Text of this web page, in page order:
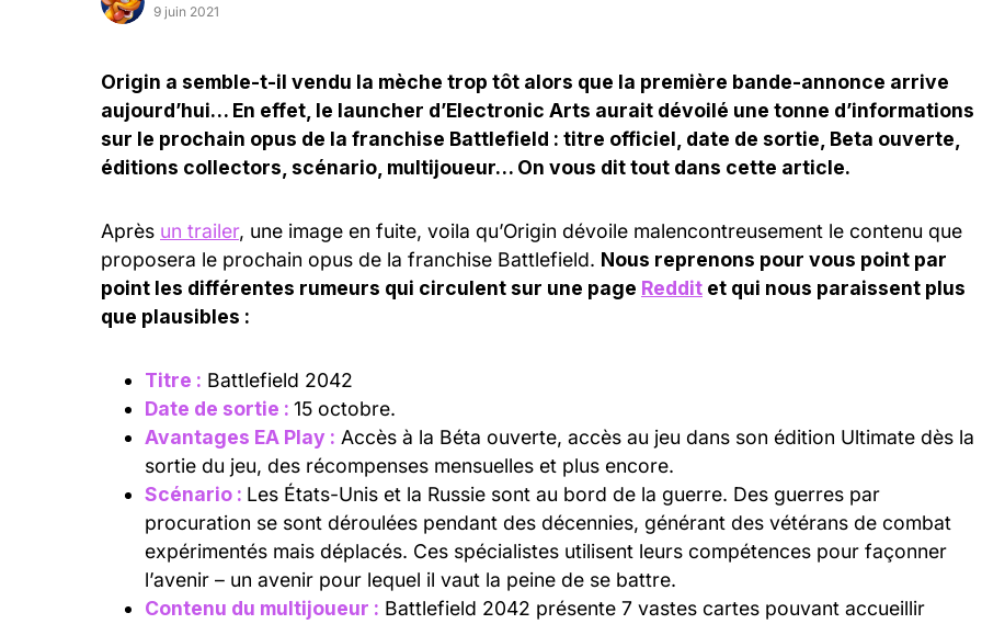
9 juin 2021
Origin a semble-t-il vendu la mèche trop tôt alors que la première bande-annonce arrive
aujourd’hui… En effet, le launcher d’Electronic Arts aurait dévoilé une tonne d’informations
sur le prochain opus de la franchise Battlefield : titre officiel, date de sortie, Beta ouverte,
éditions collectors, scénario, multijoueur… On vous dit tout dans cette article.
Après un trailer, une image en fuite, voila qu’Origin dévoile malencontreusement le contenu que
proposera le prochain opus de la franchise Battlefield. Nous reprenons pour vous point par
point les différentes rumeurs qui circulent sur une page Reddit et qui nous paraissent plus
que plausibles :
Titre : Battlefield 2042
Date de sortie : 15 octobre.
Avantages EA Play : Accès à la Béta ouverte, accès au jeu dans son édition Ultimate dès la
sortie du jeu, des récompenses mensuelles et plus encore.
Scénario : Les États-Unis et la Russie sont au bord de la guerre. Des guerres par
procuration se sont déroulées pendant des décennies, générant des vétérans de combat
expérimentés mais déplacés. Ces spécialistes utilisent leurs compétences pour façonner
l’avenir – un avenir pour lequel il vaut la peine de se battre.
Contenu du multijoueur : Battlefield 2042 présente 7 vastes cartes pouvant accueillir